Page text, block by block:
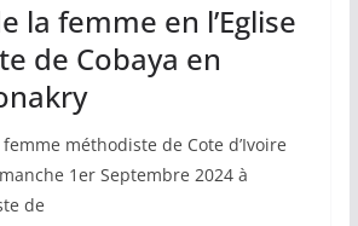
la femme en l’Eglise
de Cobaya en
méthodiste de Cote d’Ivoire
1er Septembre 2024 à
de